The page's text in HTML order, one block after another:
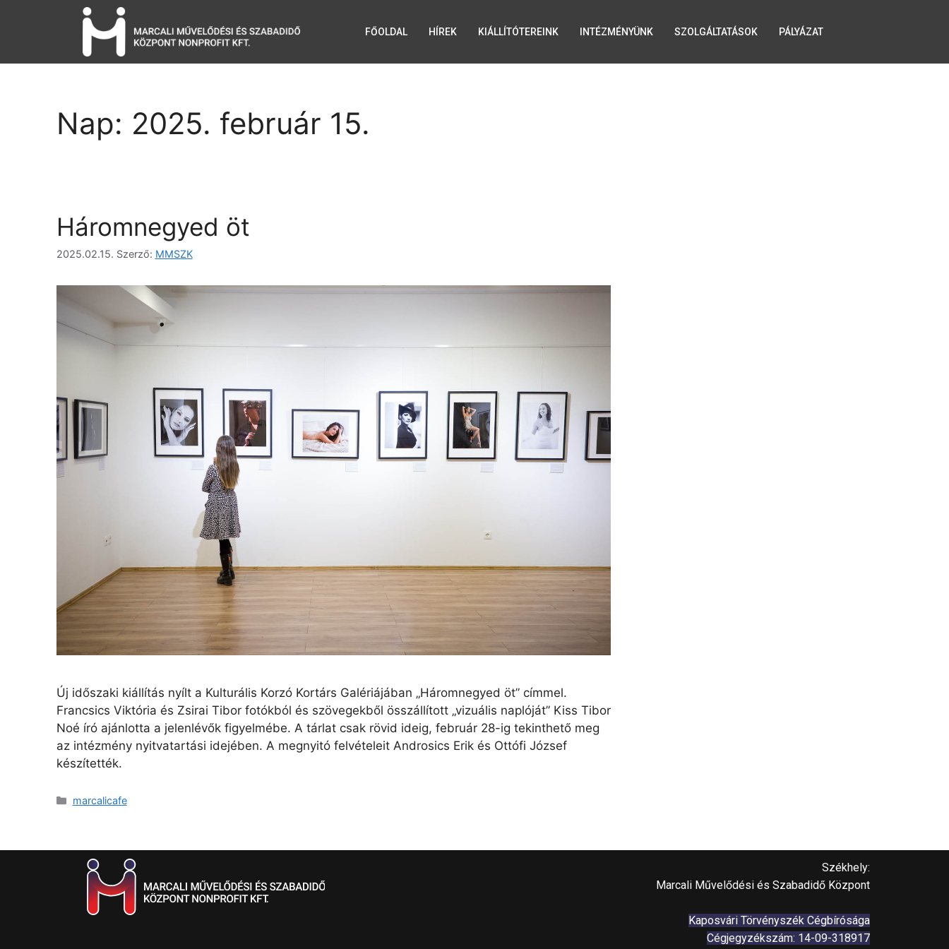
FŐOLDAL HÍREK KIÁLLÍTÓTEREINK INTÉZMÉNYÜNK SZOLGÁLTATÁSOK PÁLYÁZAT
Nap: 2025. február 15.
Háromnegyed öt
2025.02.15. Szerző: MMSZK
Új időszaki kiállítás nyílt a Kulturális Korzó Kortárs Galériájában „Háromnegyed öt” címmel.
Francsics Viktória és Zsirai Tibor fotókból és szövegekből összállított „vizuális naplóját” Kiss Tibor
Noé író ajánlotta a jelenlévők figyelmébe. A tárlat csak rövid ideig, február 28-ig tekinthető meg
az intézmény nyitvatartási idejében. A megnyitó felvételeit Androsics Erik és Ottófi József
készítették.
marcalicafe
Székhely:
Marcali Művelődési és Szabadidő Központ
Kaposvári Törvényszék Cégbírósága
Cégjegyzékszám: 14-09-318917